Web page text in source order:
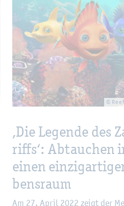
©
‚Die Le­gen­de des
riffs‘: Ab­tau­chen
einen
bens­raum
Am 27. April 2022 zeigt der